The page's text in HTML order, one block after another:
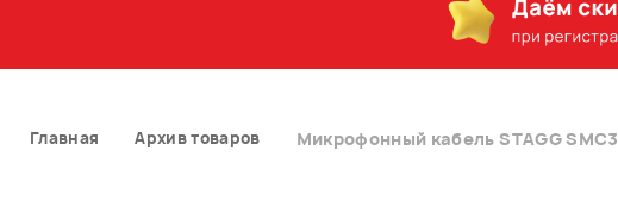
Главная Архив товаров Микрофонный кабель STAGG